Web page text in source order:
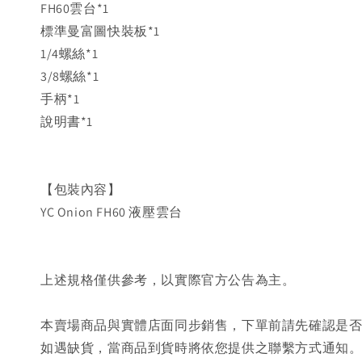
FH60雲台*1
標準曼富圖快裝板*1
1/4螺絲*1
3/8螺絲*1
手柄*1
說明書*1
【包裝內容】
YC Onion FH60 液壓雲台
上述規格僅供參考，以實際官方公告為主。
本賣場商品與實體店面同步銷售，下單前請先確認是否
如遇缺貨，當商品到貨時將依您提供之聯繫方式通知。